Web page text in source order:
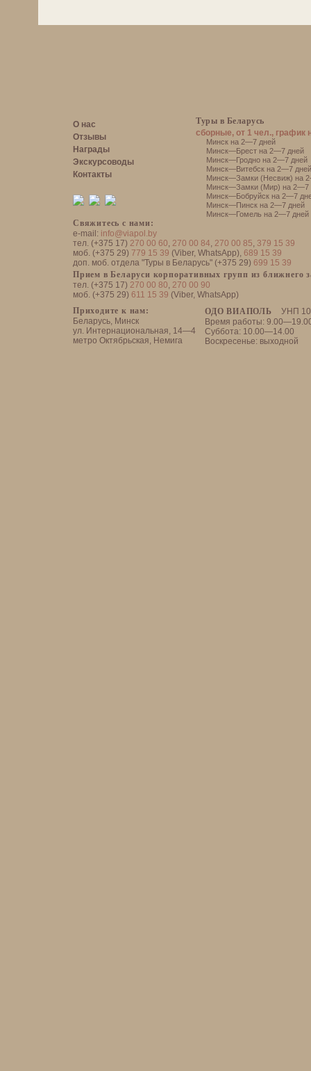
О нас
Отзывы
Награды
Экскурсоводы
Контакты
Свяжитесь с нами:
e-mail: info@viapol.by
тел. (+375 17) 270 00 60, 270 00 84, 270 00 85, 379 15 39
моб. (+375 29) 779 15 39 (Viber, WhatsApp), 689 15 39
доп. моб. отдела "Туры в Беларусь" (+375 29) 699 15 39
Прием в Беларуси корпоративных групп из ближнего
тел. (+375 17) 270 00 80, 270 00 90
моб. (+375 29) 611 15 39 (Viber, WhatsApp)
ОДО ВИАПОЛЬ
УНП
Время работы:
Суббота: 10.00—14.00
Воскресенье: выходной
Приходите к нам:
Беларусь, Минск
ул. Интернациональная, 14—4
метро Октябрьская, Немига
Туры в Беларусь
сборные, от 1 чел., график
Минск на 2—7 дней
Минск—Брест на 2—7 дней
Минск—Гродно на 2—7 дней
Минск—Витебск на 2—7 дней
Минск—Замки (Несвиж) на
Минск—Замки (Мир) на 2—7
Минск—Бобруйск на 2—7
Минск—Пинск на 2—7 дней
Минск—Гомель на 2—7 дней